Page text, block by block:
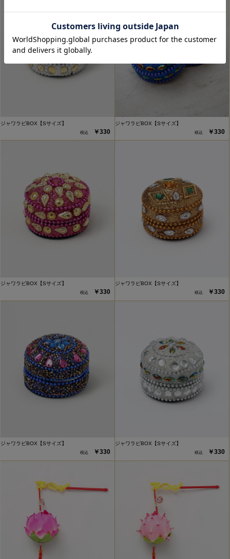
ジャワラビBOX【Sサイズ】
￥330
ジャワラビBOX【Sサイズ】
￥330
ジャワラビBOX【Sサイズ】
￥330
ジャワラビBOX【Sサイズ】
￥330
ジャワラビBOX【Sサイズ】
￥330
ジャワラビBOX【Sサイズ】
￥330